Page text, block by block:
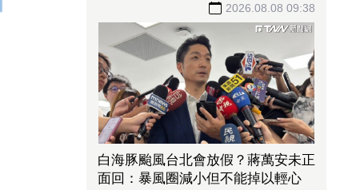
2026.08.08 09:38
白海豚颱風台北會放假？蔣萬安未正
面回：暴風圈減小但不能掉以輕心